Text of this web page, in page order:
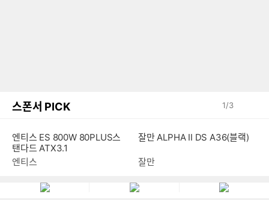
스폰서 PICK 1/3
엔티스 ES 800W 80PLUS스
탠다드 ATX3.1
엔티스
잘만 ALPHA II DS A36(블랙)
잘만